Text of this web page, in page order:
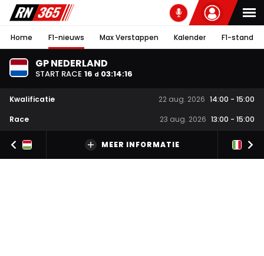
Home F1-nieuws Max Verstappen Kalender F1-stand
GP NEDERLAND
START RACE 16 d 03:14:15
Kwalificatie 22 aug. 2026 14:00 - 15:00
Race
23 aug. 2026 13:00 - 15:00
MEER INFORMATIE